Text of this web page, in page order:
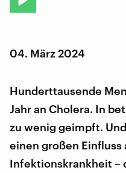
04. März 2024
Hunderttausende
Jahr an Cholera. In
zu wenig geimpft.
einen großen Einfluss
Infektionskrankheit –